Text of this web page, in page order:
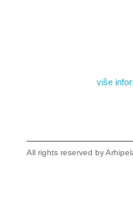
više
All rights reserved by